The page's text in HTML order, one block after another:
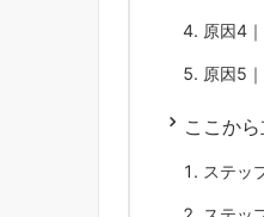
原因4
原因5
ここか
ステッ